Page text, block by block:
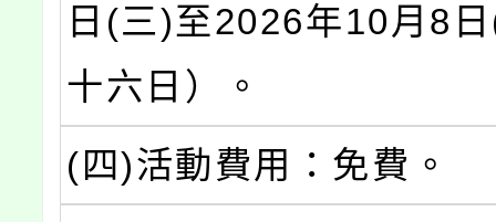
日(三)至2026年10月8
十六日）。
(四)活動費用：免費。